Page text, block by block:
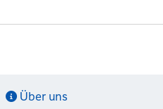
Über uns